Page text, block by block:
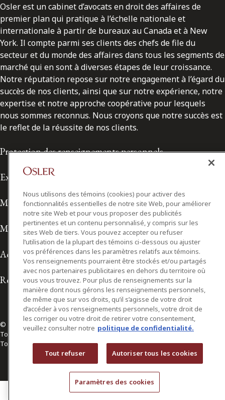
Osler est un cabinet d’avocats en droit des affaires de
premier plan qui pratique à l’échelle nationale et
internationale à partir de bureaux au Canada et à New
York. Il compte parmi ses clients des chefs de file du
secteur et du monde des affaires dans tous les segments de
marché qui en sont à diverses étapes de leur croissance.
Notre réputation repose sur notre engagement à l’égard du
succès de nos clients, ainsi que sur notre expérience, notre
expertise et notre approche coopérative pour lesquels
nous sommes reconnus. Nous croyons que notre succès est
le reflet de la réussite de nos clients.
Protection des renseignements personnels
Exonération de responsabilité
Modalités de prestation de services
Modalités d'utilisation
Accessibilité
Relations avec les médias
© 2026 Osler, Hoskin & Harcourt S.E.N.C.R.L./s.r.l.
Tous droits réservés
Toronto | Montréal | Calgary | Vancouver | Ottawa | New York
Nous utilisons des témoins (cookies) pour activer des
fonctionnalités essentielles de notre site Web, pour améliorer
notre site Web et pour vous proposer des publicités
pertinentes et un contenu personnalisé, y compris sur les
sites Web de tiers. Vous pouvez accepter ou refuser
l’utilisation de la plupart des témoins ci-dessous ou ajuster
vos préférences dans les paramètres relatifs aux témoins.
Vos renseignements pourraient être stockés et/ou partagés
avec nos partenaires publicitaires en dehors du territoire où
vous vous trouvez. Pour plus de renseignements sur la
manière dont nous gérons les renseignements personnels,
de même que sur vos droits, qu’il s’agisse de votre droit
d’accéder à vos renseignements personnels, votre droit de
les corriger ou votre droit de retirer votre consentement,
veuillez consulter notre politique de confidentialité.
Tout refuser Autoriser tous les cookies
Paramètres des cookies